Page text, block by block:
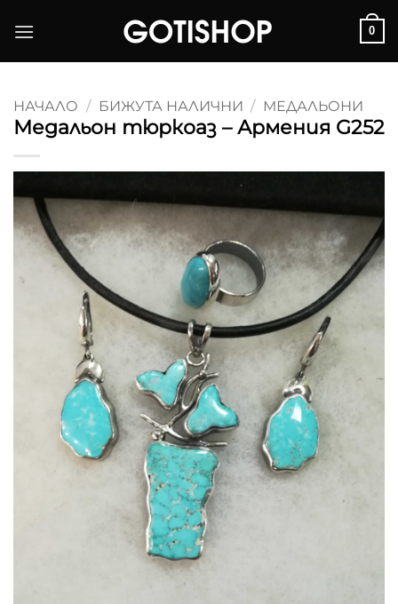
0
НАЧАЛО / БИЖУТА НАЛИЧНИ / МЕДАЛЬОНИ
Медальон тюркоаз – Армения G252